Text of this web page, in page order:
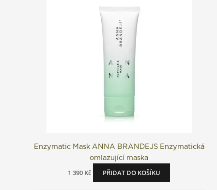
Enzymatic Mask ANNA BRANDEJS Enzymatická
omlazující maska
1 390 Kč PŘIDAT DO KOŠÍKU